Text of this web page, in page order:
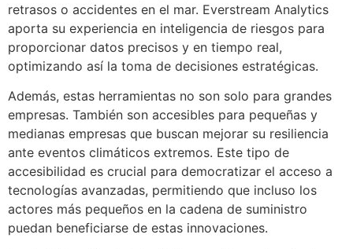
retrasos o accidentes en el mar. Everstream Analytics
aporta su experiencia en inteligencia de riesgos para
proporcionar datos precisos y en tiempo real,
optimizando así la toma de decisiones estratégicas.
Además, estas herramientas no son solo para grandes
empresas. También son accesibles para pequeñas y
medianas empresas que buscan mejorar su resiliencia
ante eventos climáticos extremos. Este tipo de
accesibilidad es crucial para democratizar el acceso a
tecnologías avanzadas, permitiendo que incluso los
actores más pequeños en la cadena de suministro
puedan beneficiarse de estas innovaciones.